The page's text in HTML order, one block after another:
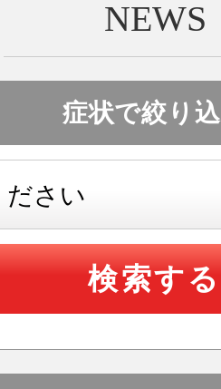
交通事故
療関係者向け
リクルー
新着情報
NEWS
症状で絞り
検索する